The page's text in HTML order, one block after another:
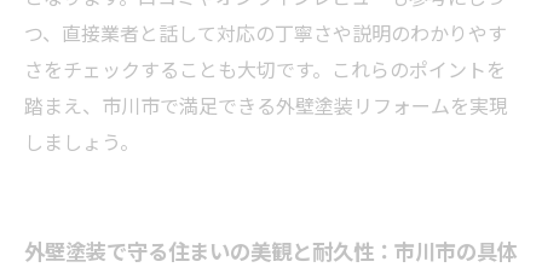
つ、直接業者と話して対応の丁寧さや説明のわかりやす
さをチェックすることも大切です。これらのポイントを
踏まえ、市川市で満足できる外壁塗装リフォームを実現
しましょう。
外壁塗装で守る住まいの美観と耐久性：市川市の具体